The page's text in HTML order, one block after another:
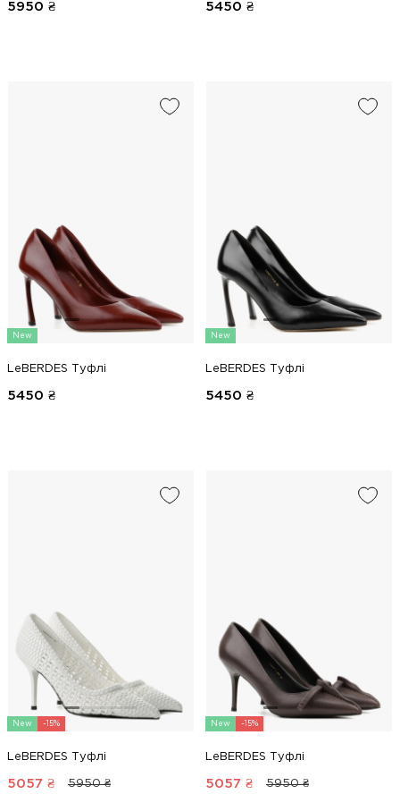
5950 ₴ 5450 ₴
New
LeBERDES Туфлі
5450 ₴
New
LeBERDES Туфлі
5450 ₴
New -15%
LeBERDES Туфлі
5057 ₴ 5950 ₴
New -15%
LeBERDES Туфлі
5057 ₴ 5950 ₴